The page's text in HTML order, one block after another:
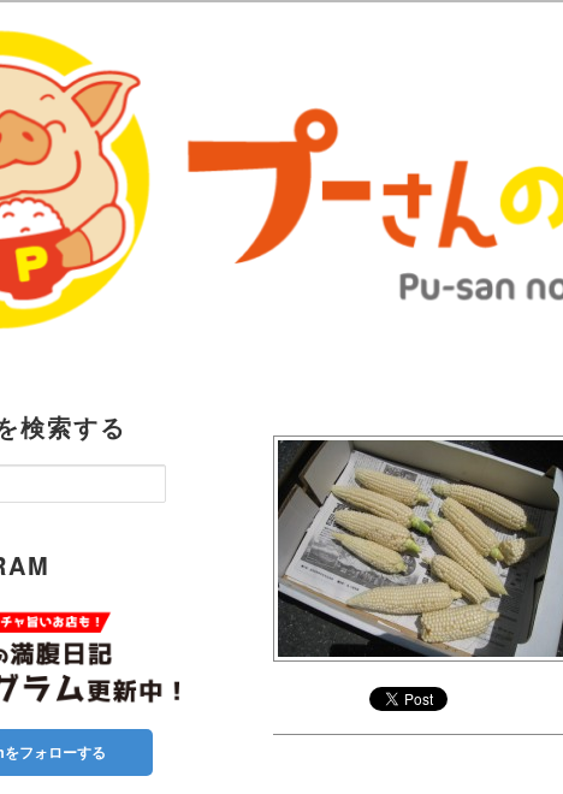
んの満腹日記 | 大阪(高槻・茨木
箕面)のランチ＆ディナー情報
。
検索する
フォローする